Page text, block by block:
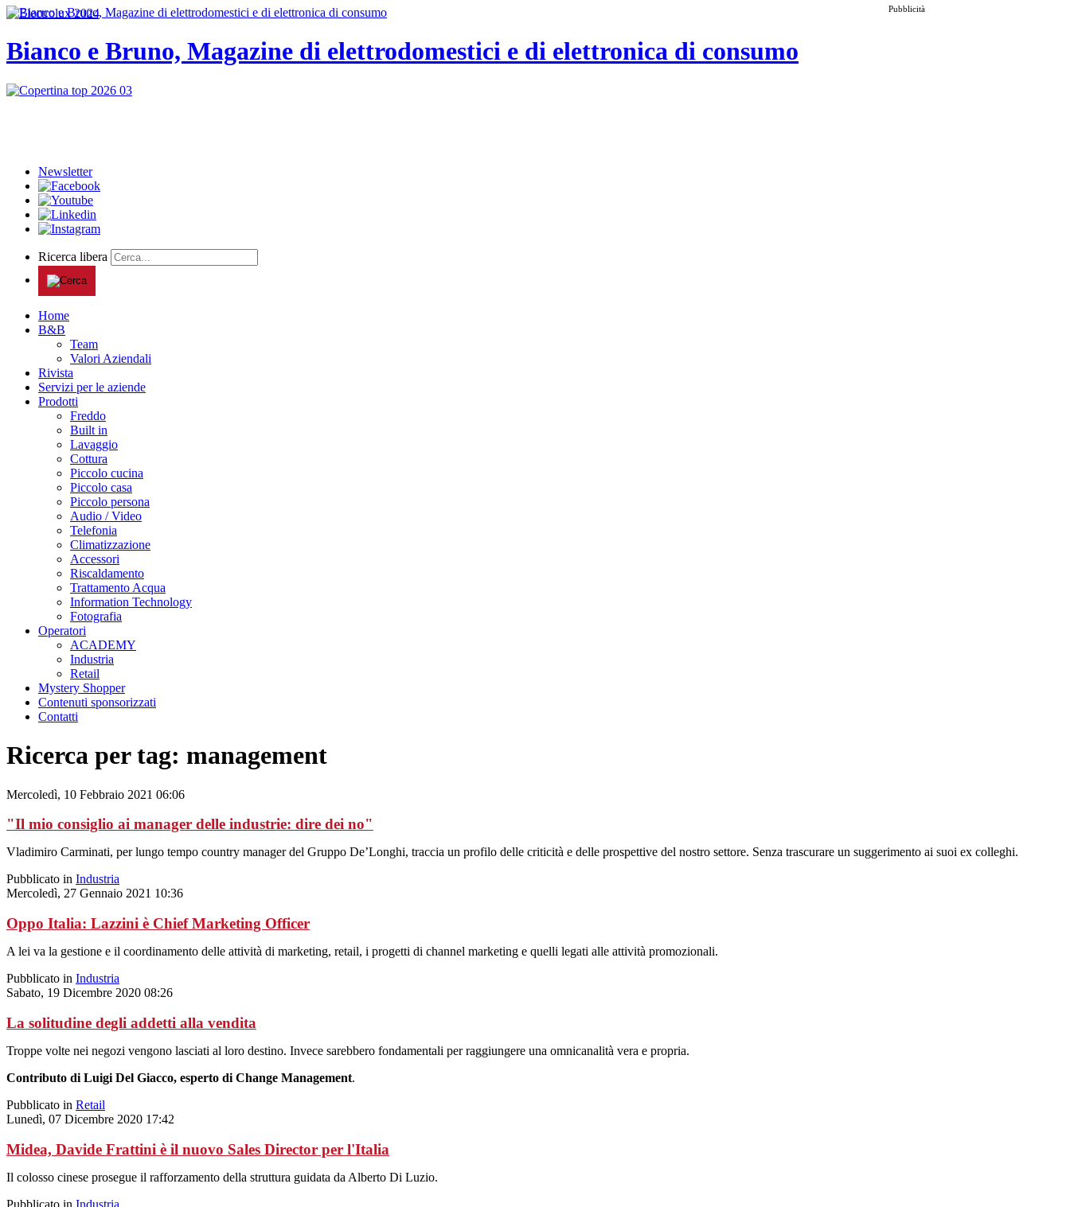
Pubblicità
Bianco e Bruno, Magazine di elettrodomestici e di elettronica di consumo
Newsletter
Ricerca libera
Home
B&B
Team
Valori Aziendali
Rivista
Servizi per le aziende
Prodotti
Freddo
Built in
Lavaggio
Cottura
Piccolo cucina
Piccolo casa
Piccolo persona
Audio / Video
Telefonia
Climatizzazione
Accessori
Riscaldamento
Trattamento Acqua
Information Technology
Fotografia
Operatori
ACADEMY
Industria
Retail
Mystery Shopper
Contenuti sponsorizzati
Contatti
Ricerca per tag: management
Mercoledì, 10 Febbraio 2021 06:06
"Il mio consiglio ai manager delle industrie: dire dei no"
Vladimiro Carminati, per lungo tempo country manager del Gruppo De’Longhi, traccia un profilo delle criticità e delle prospettive del nostro settore. Senza trascurare un suggerimento ai suoi ex colleghi.
Pubblicato in Industria
Mercoledì, 27 Gennaio 2021 10:36
Oppo Italia: Lazzini è Chief Marketing Officer
A lei va la gestione e il coordinamento delle attività di marketing, retail, i progetti di channel marketing e quelli legati alle attività promozionali.
Pubblicato in Industria
Sabato, 19 Dicembre 2020 08:26
La solitudine degli addetti alla vendita
Troppe volte nei negozi vengono lasciati al loro destino. Invece sarebbero fondamentali per raggiungere una omnicanalità vera e propria.
Contributo di Luigi Del Giacco, esperto di Change Management.
Pubblicato in Retail
Lunedì, 07 Dicembre 2020 17:42
Midea, Davide Frattini è il nuovo Sales Director per l'Italia
Il colosso cinese prosegue il rafforzamento della struttura guidata da Alberto Di Luzio.
Pubblicato in Industria